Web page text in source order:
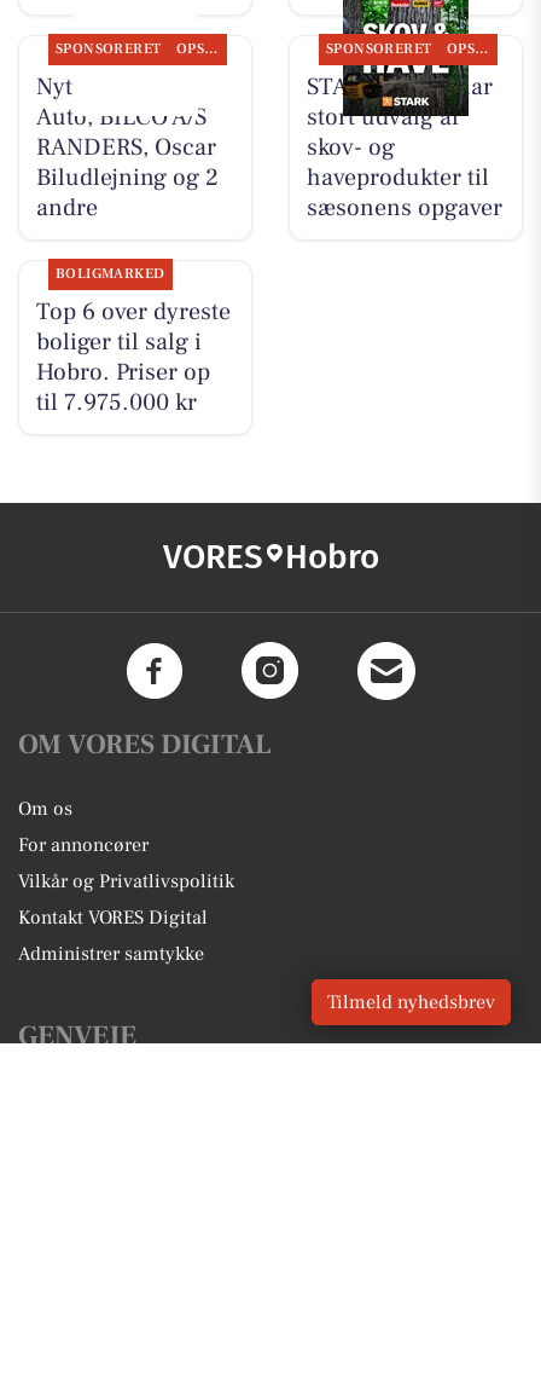
SPONSORERET OPSLAGSTAVLEN
Nyt fra Renés
Auto, BILCO A/S
RANDERS, Oscar
Biludlejning og 2
andre
SPONSORERET OPSLAGSTAVLEN
STARK Hobro har
stort udvalg af
skov- og
haveprodukter til
sæsonens opgaver
BOLIGMARKED
Top 6 over dyreste
boliger til salg i
Hobro. Priser op
til 7.975.000 kr
VORES Hobro
OM VORES DIGITAL
Om os
For annoncører
Vilkår og Privatlivspolitik
Kontakt VORES Digital
Administrer samtykke
GENVEJE
Tilmeld nyhedsbrev